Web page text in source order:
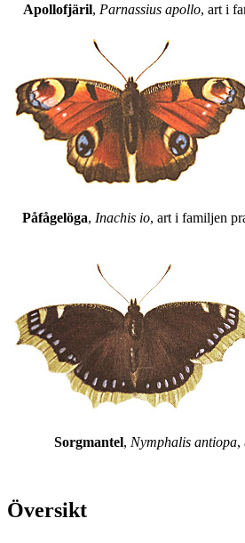
Apollofjäril, Parnassius apollo, art i
Påfågelöga, Inachis io, art i familjen
Sorgmantel, Nymphalis antiopa,
Översikt